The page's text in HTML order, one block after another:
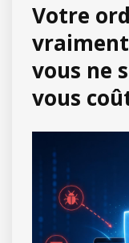
Votre
vraiment
vous ne
vous